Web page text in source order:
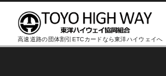
高速道路の団体割引ETCカードなら東洋ハイウェイへ